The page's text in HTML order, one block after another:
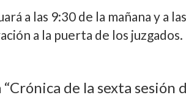
a las 9:30 de la mañana y a
a la puerta de los juzgados.
de la sexta sesión